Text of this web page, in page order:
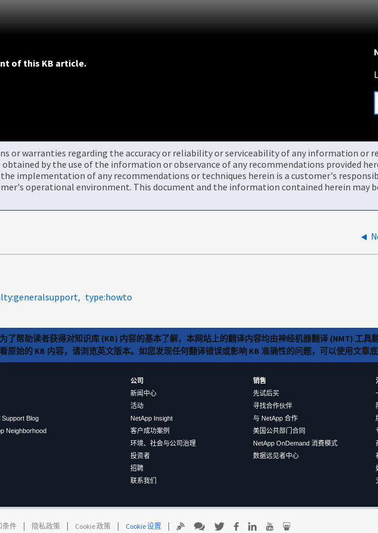
of this KB article.
or warranties regarding the accuracy or reliability or serviceability of any information or
by the use of the information or observance of any recommendations provided
implementation of any recommendations or techniques herein is a customer's
operational environment. This document and the information contained herein may
type:howto
为了帮助读者获得对知识库 (KB) 内容的基本了解，本网站上的翻译内容均由神经机器翻译 (NMT) 工
看原始的 KB 内容，请浏览英文版本。如您发现任何翻译错误或影响 KB 准确性的问题，可以使用文章
Support Blog
Neighborhood
公司
新闻中心
活动
NetApp Insight
客户成功案例
环境、社会与公司治理
投资者
招聘
联系我们
销售
先试后买
寻找合作伙伴
与 NetApp 合作
美国公共部门合同
NetApp OnDemand 消费模式
数据远见者中心
条件 隐私政策 Cookie 政策 Cookie 设置